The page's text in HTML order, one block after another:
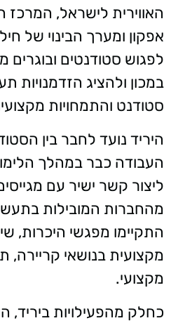
האווירית לישראל, המרכז
אפקון ומערך הבינוי של
לפגוש סטודנטים ובוגרים
במכון ולהציג הזדמנויות
סטודנט והתמחויות
היריד נועד לחבר בין
העבודה כבר במהלך
ליצור קשר ישיר עם
מהחברות המובילות
התקיימו מפגשי היכרות,
מקצועית בנושאי קריירה,
מקצועי.
כחלק מהפעילויות ביריד,